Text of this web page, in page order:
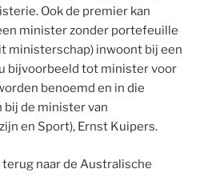
Ook de premier kan
minister zonder portefeuille
ministerschap) inwoont bij een
bijvoorbeeld tot minister voor
benoemd en in die
bij de minister van
en Sport), Ernst Kuipers.
terug naar de Australische